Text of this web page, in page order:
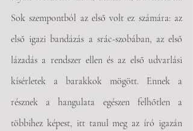
Sok szempontból az első volt ez számára: az
első igazi bandázás a srác-szobában, az első
lázadás a rendszer ellen és az első udvarlási
kísérletek a barakkok mögött. Ennek a
résznek a hangulata egészen felhőtlen a
többihez képest, itt tanul meg az író igazán